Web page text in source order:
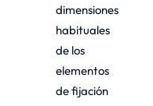
dimensiones
habituales
de los
elementos
de fijación